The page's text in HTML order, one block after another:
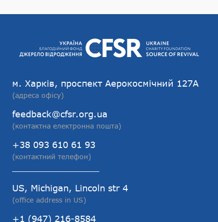
м. Харків, проспект Аерокосмічний 127А
(адреса офісу)
feedback@cfsr.org.ua
(контактна електронна пошта)
+38 093 610 61 93
(контактний телефон)
US, Michigan, Lincoln str 4
(office address in US)
+1 (947) 216-8584